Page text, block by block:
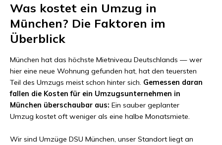
Was kostet ein Umzug in
München? Die Faktoren im
Überblick
München hat das höchste Mietniveau Deutschlands — wer
hier eine neue Wohnung gefunden hat, hat den teuersten
Teil des Umzugs meist schon hinter sich. Gemessen daran
fallen die Kosten für ein Umzugsunternehmen in
München überschaubar aus: Ein sauber geplanter
Umzug kostet oft weniger als eine halbe Monatsmiete.
Wir sind Umzüge DSU München, unser Standort liegt an